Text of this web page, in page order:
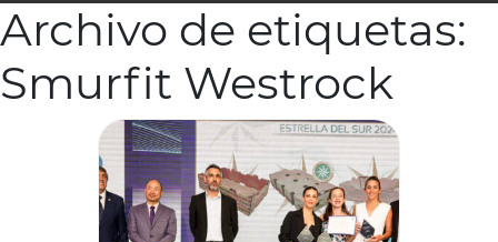
Archivo de etiquetas:
Smurfit Westrock